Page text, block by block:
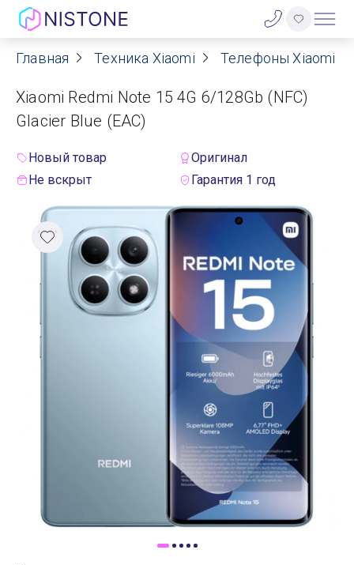
Акции
О нас
Договор оферты
Реквизиты
Контакты
Гарантия
Главная Техника Xiaomi Телефоны Xiaomi
Xiaomi Redmi Note 15 4G 6/128Gb (NFC)
Glacier Blue (EAC)
Новый товар
Оригинал
Не вскрыт
Гарантия 1 год